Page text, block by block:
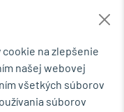
na zlepšenie
našej webovej
všetkých súborov
súborov